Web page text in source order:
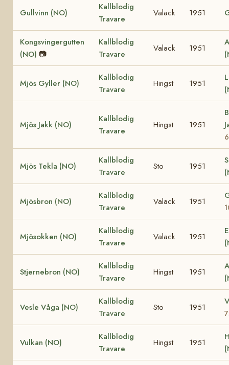
Gullvinn (NO)
Kallblodig
Travare
Valack 1951
Kongsvingergutten
(NO) 📷
Kallblodig
Travare
Valack 1951
Mjös Gyller (NO)
Kallblodig
Travare
Hingst 1951
Mjös Jakk (NO)
Kallblodig
Travare
Hingst 1951
Mjös Tekla (NO)
Kallblodig
Travare
Sto 1951
Mjösbron (NO)
Kallblodig
Travare
Valack 1951
Mjösokken (NO)
Kallblodig
Travare
Valack 1951
Stjernebron (NO)
Kallblodig
Travare
Hingst 1951
Vesle Våga (NO)
Kallblodig
Travare
Sto 1951
Vulkan (NO)
Kallblodig
Travare
Hingst 1951